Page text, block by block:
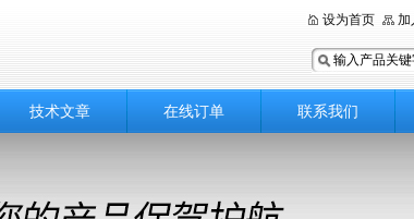
设为首页 加
技术文章 在线订单 联系我们